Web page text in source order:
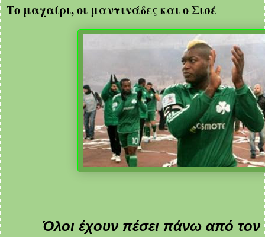
Το μαχαίρι, οι μαντινάδες και ο Σισέ
Όλοι έχουν πέσει πάνω από τον